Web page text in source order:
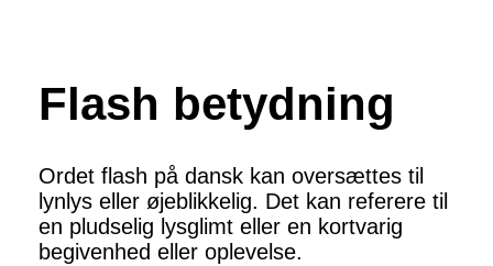
Flash betydning
Ordet flash på dansk kan oversættes til
lynlys eller øjeblikkelig. Det kan referere til
en pludselig lysglimt eller en kortvarig
begivenhed eller oplevelse.